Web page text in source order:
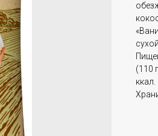
(110
ккал.